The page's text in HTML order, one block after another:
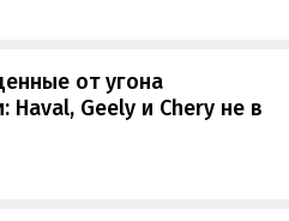
от угона
Haval, Geely и Chery не в